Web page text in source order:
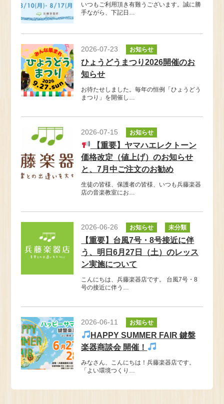
いつもご利用頂き有難うございます。誠に勝
手ながら、下記日…
2026-07-23 お知らせ
ひょうどうまつり2026開催のお
知らせ
お待たせしました。毎年の恒例「ひょうどう
まつり」を開催し…
2026-07-15 お知らせ
【重要】ヤマハエレクトーン
価格改定（値上げ）のお知らせ
と、7月中ご注文のお勧め
生徒の皆様、保護者の皆様、いつも兵藤楽器
店の音楽教室にお…
2026-06-26 お知らせ 未分類
【重要】台風7号・8号接近に伴
う、明日6月27日（土）のレッス
ン実施について
こんにちは、兵藤楽器店です。 台風7号・8
号の接近に伴う…
2026-06-11 お知らせ
HAPPY SUMMER FAIR 鍵盤
楽器商談会 開催！
みなさん、こんにちは！兵藤楽器店です。
「よい環境つくり…